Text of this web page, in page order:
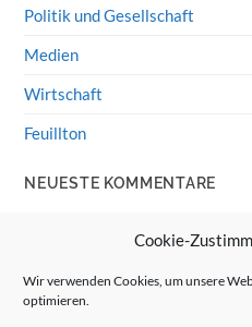
Cookie-
Wir verwenden Cookies, um unsere
optimieren.
Politik und Gesellschaft
Medien
Wirtschaft
Feuillton
NEUESTE KOMMENTARE
Wolff von Rechenberg